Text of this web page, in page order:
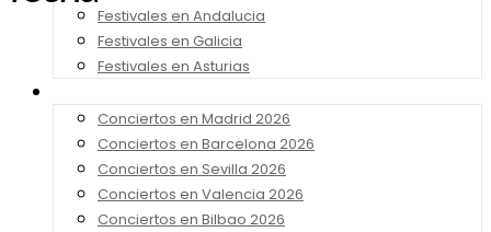
Festivales en Andalucia
Festivales en Galicia
Festivales en Asturias
Conciertos en Madrid 2026
Conciertos en Barcelona 2026
Conciertos en Sevilla 2026
Conciertos en Valencia 2026
Conciertos en Bilbao 2026